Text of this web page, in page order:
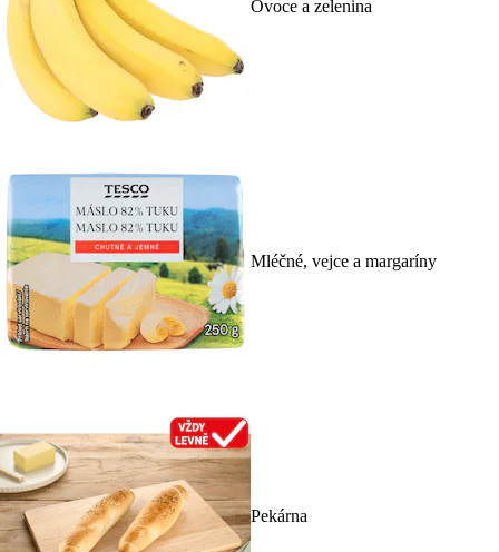
Ovoce a zelenina
Mléčné, vejce a margaríny
Pekárna